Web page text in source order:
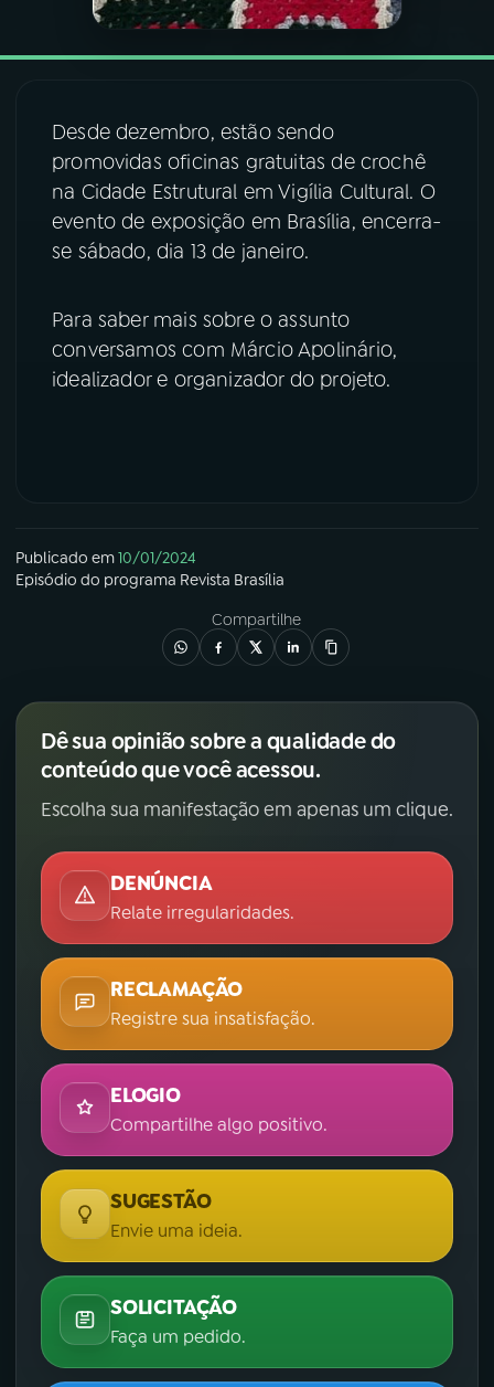
ÚLTIMAS
ACOMPANHE A RÁDIO NACIONAL
YouTube Facebook
TikTok
Desde dezembro, estão sendo
promovidas oficinas gratuitas de crochê
na Cidade Estrutural em Vigília Cultural. O
evento de exposição em Brasília, encerra-
se sábado, dia 13 de janeiro.
Para saber mais sobre o assunto
conversamos com Márcio Apolinário,
idealizador e organizador do projeto.
Publicado em10/01/2024
Episódio do programa Revista Brasília
Compartilhe
Dê sua opinião sobre a qualidade do
conteúdo que você acessou.
Escolha sua manifestação em apenas um clique.
DENÚNCIA
Relate irregularidades.
RECLAMAÇÃO
Registre sua insatisfação.
ELOGIO
Compartilhe algo positivo.
SUGESTÃO
Envie uma ideia.
SOLICITAÇÃO
Faça um pedido.